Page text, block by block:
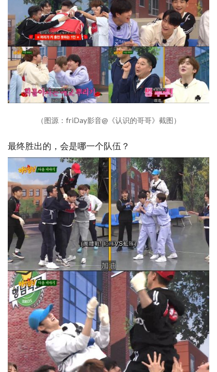
（图源：friDay影音@《认识的哥哥》截图）
最终胜出的，会是哪一个队伍？